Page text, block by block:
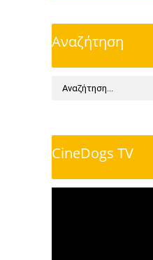
Αναζήτηση
CineDogs TV